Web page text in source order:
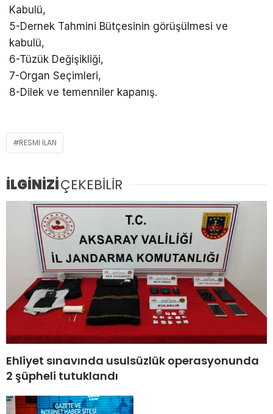
Kabulü,
5-Dernek Tahmini Bütçesinin görüşülmesi ve
kabulü,
6-Tüzük Değişikliği,
7-Organ Seçimleri,
8-Dilek ve temenniler kapanış.
RESMİ İLAN
İLGİNİZİÇEKEBİLİR
Ehliyet sınavında usulsüzlük operasyonunda
2 şüpheli tutuklandı